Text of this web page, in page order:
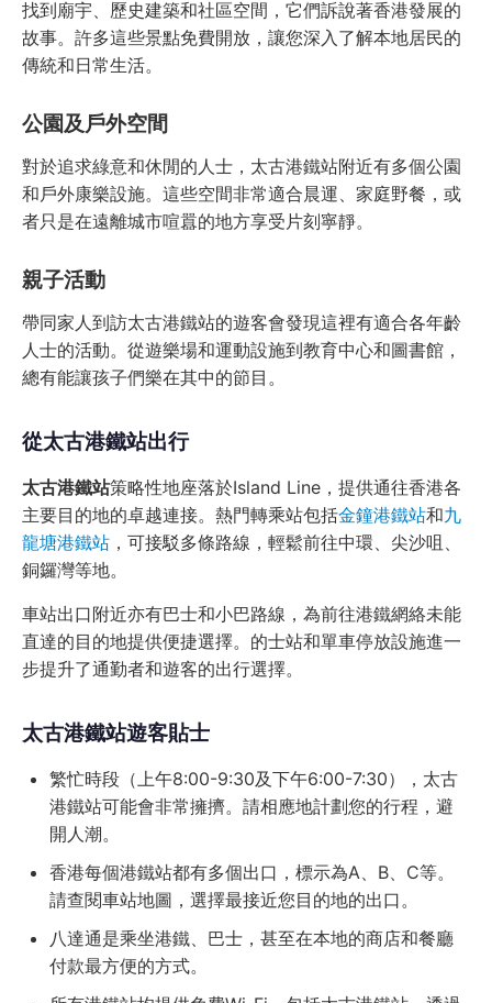
找到廟宇、歷史建築和社區空間，它們訴說著香港發展的
故事。許多這些景點免費開放，讓您深入了解本地居民的
傳統和日常生活。
公園及戶外空間
對於追求綠意和休閒的人士，太古港鐵站附近有多個公園
和戶外康樂設施。這些空間非常適合晨運、家庭野餐，或
者只是在遠離城市喧囂的地方享受片刻寧靜。
親子活動
帶同家人到訪太古港鐵站的遊客會發現這裡有適合各年齡
人士的活動。從遊樂場和運動設施到教育中心和圖書館，
總有能讓孩子們樂在其中的節目。
從太古港鐵站出行
太古港鐵站策略性地座落於Island Line，提供通往香港各
主要目的地的卓越連接。熱門轉乘站包括金鐘港鐵站和九
龍塘港鐵站 ，可接駁多條路線，輕鬆前往中環、尖沙咀、
銅鑼灣等地。
車站出口附近亦有巴士和小巴路線，為前往港鐵網絡未能
直達的目的地提供便捷選擇。的士站和單車停放設施進一
步提升了通勤者和遊客的出行選擇。
太古港鐵站遊客貼士
繁忙時段（上午8:00-9:30及下午6:00-7:30），太古
港鐵站可能會非常擁擠。請相應地計劃您的行程，避
開人潮。
香港每個港鐵站都有多個出口，標示為A、B、C等。
請查閱車站地圖，選擇最接近您目的地的出口。
八達通是乘坐港鐵、巴士，甚至在本地的商店和餐廳
付款最方便的方式。